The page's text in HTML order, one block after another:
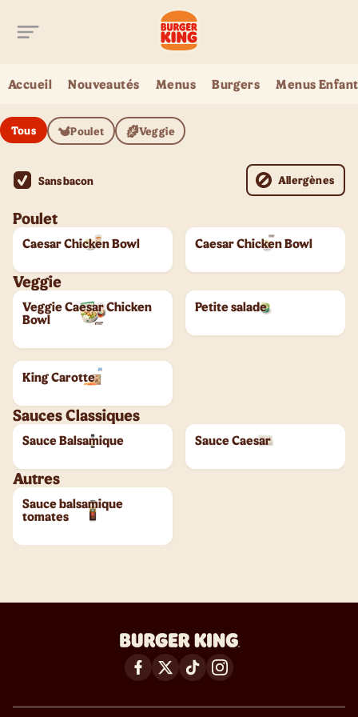
Accueil Nouveautés Menus Burgers Menus
Tous Poulet Veggie
Sans bacon Allergènes
Poulet
Caesar Chicken Bowl Caesar Chicken Bowl
Veggie
Veggie Caesar Chicken
Bowl
Petite salade
King Carotte
Sauces Classiques
Sauce Balsamique Sauce Caesar
Autres
Sauce balsamique
tomates